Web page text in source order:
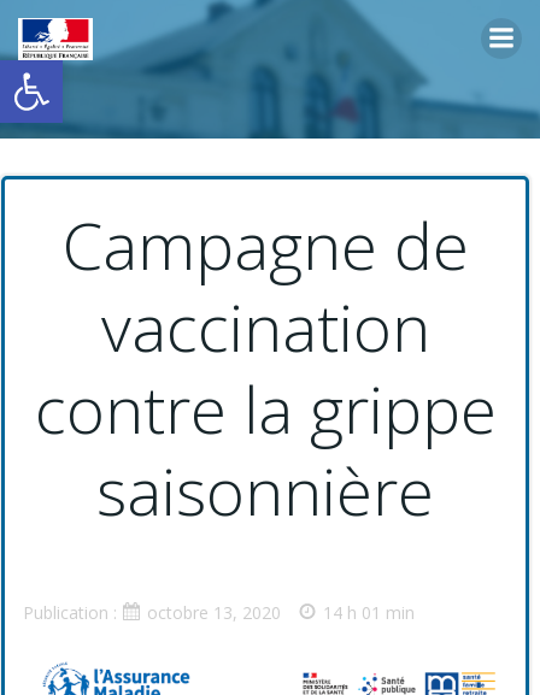
Ouvrir la barre d’outils
contenu
Campagne de
vaccination
contre la grippe
saisonnière
Publication : octobre 13, 2020 14 h 01 min